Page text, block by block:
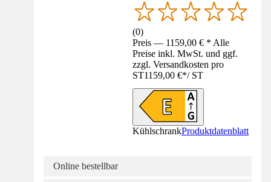
(0)
Preis — 1159,00 € * Alle
Preise inkl. MwSt. und ggf.
zzgl. Versandkosten pro
ST1159,00 €*/ ST
KühlschrankProduktdatenblatt
Online bestellbar